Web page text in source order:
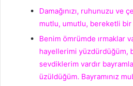
Damağınızı, ruhunuzu ve
mutlu, umutlu, bereketli
Benim ömrümde ırmaklar
hayellerimi yüzdürdüğüm,
sevdiklerim vardır
üzüldüğüm. Bayramınız